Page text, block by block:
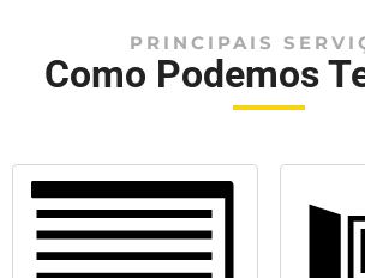
PRINCIPAIS
Como Podemos